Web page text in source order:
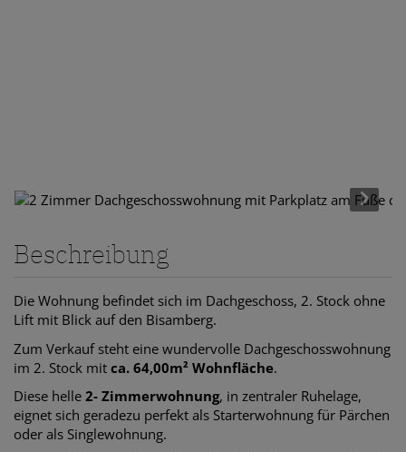
Beschreibung
Die Wohnung befindet sich im Dachgeschoss, 2. Stock ohne
Lift mit Blick auf den Bisamberg.
Zum Verkauf steht eine wundervolle Dachgeschosswohnung
im 2. Stock mit ca. 64,00m² Wohnfläche.
Diese helle 2- Zimmerwohnung, in zentraler Ruhelage,
eignet sich geradezu perfekt als Starterwohnung für Pärchen
oder als Singlewohnung.